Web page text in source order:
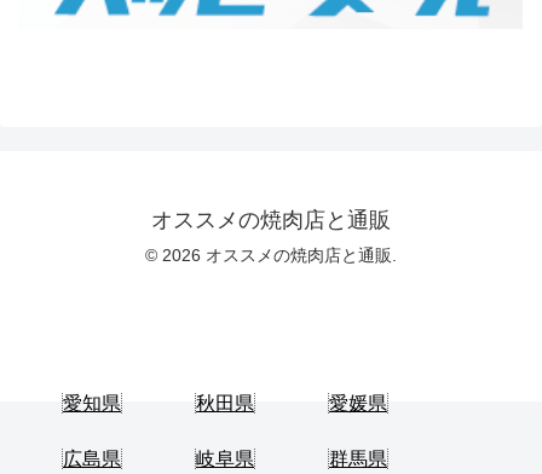
オススメの焼肉店と通販
© 2026 オススメの焼肉店と通販.
愛知県 秋田県 愛媛県
広島県 岐阜県 群馬県